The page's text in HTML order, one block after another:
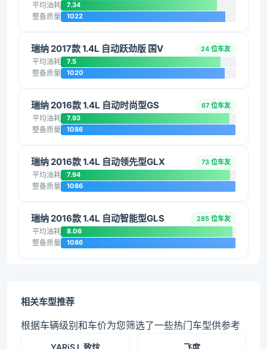
平均油耗 7.34
整备质量 1022
瑞纳 2017款 1.4L 自动跃劲版 国V 24 位车友
平均油耗 7.5
整备质量 1020
瑞纳 2016款 1.4L 自动时尚型GS 67 位车友
平均油耗 7.93
整备质量 1086
瑞纳 2016款 1.4L 自动领先型GLX 73 位车友
平均油耗 7.94
整备质量 1086
瑞纳 2016款 1.4L 自动智能型GLS 285 位车友
平均油耗 8.06
整备质量 1086
相关车型推荐
根据车辆级别和车价为您筛选了一些热门车型供参考
YARiS L 致炫 飞度